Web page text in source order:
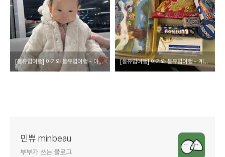
[동유럽여행] 아기와 동유럽여행 - 아기 짐싸기 [동유럽여행] 아기와 동유럽여행 - 계획과 티켓팅
민쀼 minbeau
부부가 쓰는 블로그